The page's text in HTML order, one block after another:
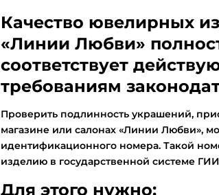
Качество ювелирных
«Линии Любви»
соответствует
требованиям
Проверить подлинность украшений,
магазине или салонах «Линии Любви»,
идентификационного номера. Такой
изделию в государственной системе
Для этого нужно: